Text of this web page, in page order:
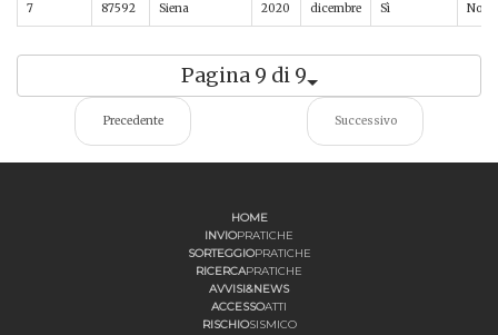
7 87592 Siena 2020 dicembre Sì No
Pagina 9 di 9
Precedente Successivo
HOME
INVIOPRATICHE
SORTEGGIOPRATICHE
RICERCAPRATICHE
AVVISI&NEWS
ACCESSOATTI
RISCHIOSISMICO